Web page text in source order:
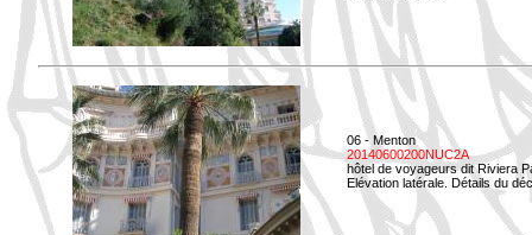
06 - Menton
20140600200NUC2A
hôtel de voyageurs dit Riviera
Elévation latérale. Détails du